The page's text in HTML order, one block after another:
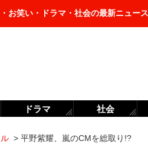
お笑い・ドラマ・社会の最新ニュース
> 平野紫耀、嵐のCMを総取り!?
ドラマ 社会